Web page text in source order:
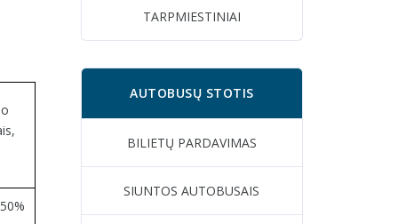
50%
TARPMIESTINIAI
AUTOBUSŲ STOTIS
BILIETŲ PARDAVIMAS
SIUNTOS AUTOBUSAIS